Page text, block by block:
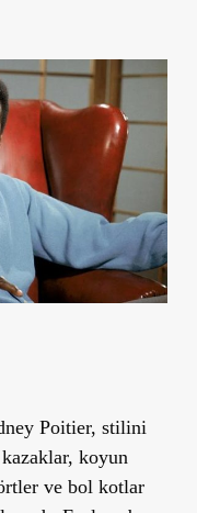
Poitier, stilini
koyun
ve bol kotlar